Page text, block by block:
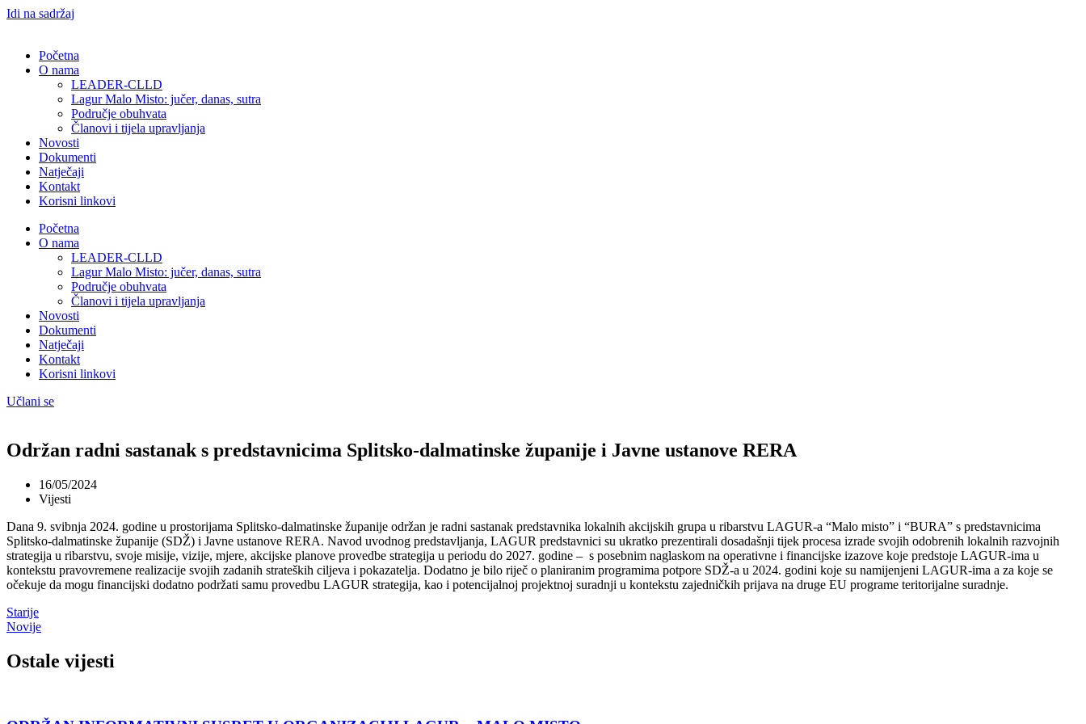
Idi na sadržaj
Početna
O nama
LEADER-CLLD
Lagur Malo Misto: jučer, danas, sutra
Područje obuhvata​
Članovi i tijela upravljanja​
Novosti
Dokumenti
Natječaji
Kontakt
Korisni linkovi
Početna
O nama
LEADER-CLLD
Lagur Malo Misto: jučer, danas, sutra
Područje obuhvata​
Članovi i tijela upravljanja​
Novosti
Dokumenti
Natječaji
Kontakt
Korisni linkovi
Učlani se
Održan radni sastanak s predstavnicima Splitsko-dalmatinske županije i Javne ustanove RERA
16/05/2024
Vijesti
Dana 9. svibnja 2024. godine u prostorijama Splitsko-dalmatinske županije održan je radni sastanak predstavnika lokalnih akcijskih grupa u ribarstvu LAGUR-a “Malo misto” i “BURA” s predstavnicima
Splitsko-dalmatinske županije (SDŽ) i Javne ustanove RERA. Navod uvodnog predstavljanja, LAGUR predstavnici su ukratko prezentirali dosadašnji tijek procesa izrade svojih odobrenih lokalnih razvojnih
strategija u ribarstvu, svoje misije, vizije, mjere, akcijske planove provedbe strategija u periodu do 2027. godine – s posebnim naglaskom na operativne i financijske izazove koje predstoje LAGUR-ima u
kontekstu pravovremene realizacije svojih zadanih strateških ciljeva i pokazatelja. Dodatno je bilo riječ o planiranim programima potpore SDŽ-a u 2024. godini koje su namijenjeni LAGUR-ima a za koje se
očekuje da mogu financijski dodatno podržati samu provedbu LAGUR strategija, kao i potencijalnoj projektnoj suradnji u kontekstu zajedničkih prijava na druge EU programe teritorijalne suradnje.
Starije
Novije
Ostale vijesti